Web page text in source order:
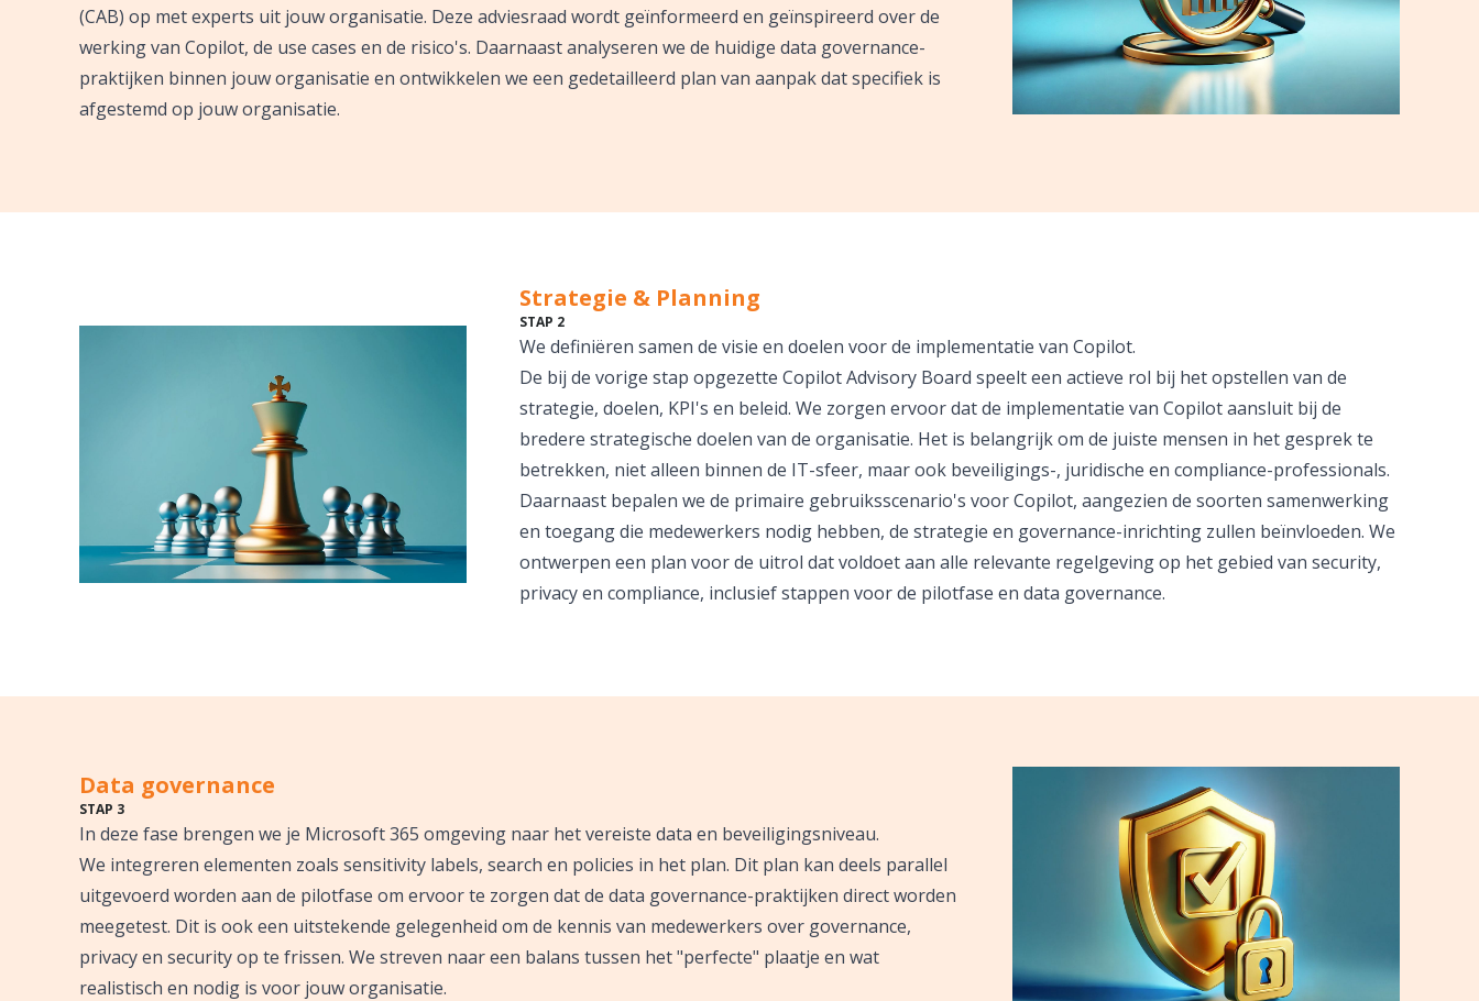
(CAB) op met experts uit jouw organisatie. Deze adviesraad wordt geïnformeerd en geïnspireerd over de
werking van Copilot, de use cases en de risico's. Daarnaast analyseren we de huidige data governance-
praktijken binnen jouw organisatie en ontwikkelen we een gedetailleerd plan van aanpak dat specifiek is
afgestemd op jouw organisatie.
Strategie & Planning
STAP 2
We definiëren samen de visie en doelen voor de implementatie van Copilot.
De bij de vorige stap opgezette Copilot Advisory Board speelt een actieve rol bij het opstellen van de
strategie, doelen, KPI's en beleid. We zorgen ervoor dat de implementatie van Copilot aansluit bij de
bredere strategische doelen van de organisatie. Het is belangrijk om de juiste mensen in het gesprek te
betrekken, niet alleen binnen de IT-sfeer, maar ook beveiligings-, juridische en compliance-professionals.
Daarnaast bepalen we de primaire gebruiksscenario's voor Copilot, aangezien de soorten samenwerking
en toegang die medewerkers nodig hebben, de strategie en governance-inrichting zullen beïnvloeden. We
ontwerpen een plan voor de uitrol dat voldoet aan alle relevante regelgeving op het gebied van security,
privacy en compliance, inclusief stappen voor de pilotfase en data governance.
Data governance
STAP 3
In deze fase brengen we je Microsoft 365 omgeving naar het vereiste data en beveiligingsniveau.
We integreren elementen zoals sensitivity labels, search en policies in het plan. Dit plan kan deels parallel
uitgevoerd worden aan de pilotfase om ervoor te zorgen dat de data governance-praktijken direct worden
meegetest. Dit is ook een uitstekende gelegenheid om de kennis van medewerkers over governance,
privacy en security op te frissen. We streven naar een balans tussen het "perfecte" plaatje en wat
realistisch en nodig is voor jouw organisatie.